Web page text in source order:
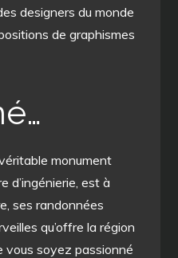
designers du monde
de graphismes
monument
d’ingénierie, est à
ses randonnées
qu’offre la région
vous soyez passionné